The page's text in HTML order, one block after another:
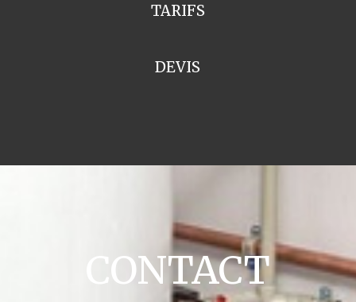
TARIFS
DEVIS
CONTACT